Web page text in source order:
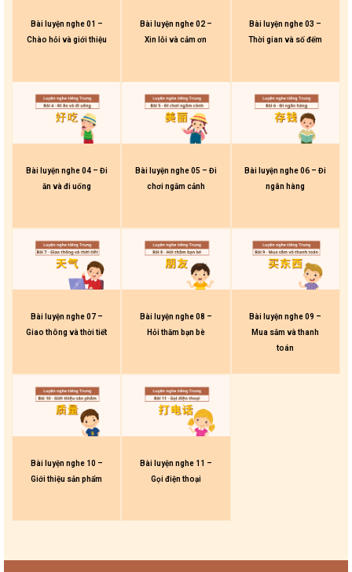
Bài luyện nghe 01 –
Chào hỏi và giới thiệu
Bài luyện nghe 02 –
Xin lỗi và cảm ơn
Bài luyện nghe 03 –
Thời gian và số đếm
Bài luyện nghe 04 – Đi
ăn và đi uống
Bài luyện nghe 05 – Đi
chơi ngắm cảnh
Bài luyện nghe 06 – Đi
ngân hàng
Bài luyện nghe 07 –
Giao thông và thời tiết
Bài luyện nghe 08 –
Hỏi thăm bạn bè
Bài luyện nghe 09 –
Mua sắm và thanh
toán
Bài luyện nghe 10 –
Giới thiệu sản phẩm
Bài luyện nghe 11 –
Gọi điện thoại